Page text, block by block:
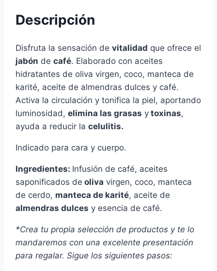
Descripción
Disfruta la sensación de vitalidad que ofrece el
jabón de café. Elaborado con aceites
hidratantes de oliva virgen, coco, manteca de
karité, aceite de almendras dulces y café.
Activa la circulación y tonifica la piel, aportando
luminosidad, elimina las grasas y toxinas,
ayuda a reducir la celulitis.
Indicado para cara y cuerpo.
Ingredientes: Infusión de café, aceites
saponificados de oliva virgen, coco, manteca
de cerdo, manteca de karité, aceite de
almendras dulces y esencia de café.
*Crea tu propia selección de productos y te lo
mandaremos con una excelente presentación
para regalar. Sigue los siguientes pasos: